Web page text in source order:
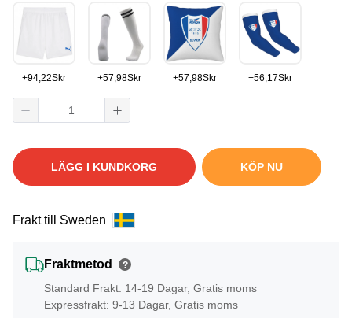
+94,22Skr +57,98Skr +57,98Skr +56,17Skr
LÄGG I KUNDKORG KÖP NU
Frakt till Sweden
Fraktmetod ?
Standard Frakt: 14-19 Dagar, Gratis moms
Expressfrakt: 9-13 Dagar, Gratis moms